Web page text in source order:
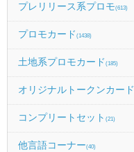
プレリリース系プロモ(613)
プロモカード (1438)
土地系プロモカード (185)
オリジナルトークンカード
コンプリートセット (21)
他言語コーナー(40)